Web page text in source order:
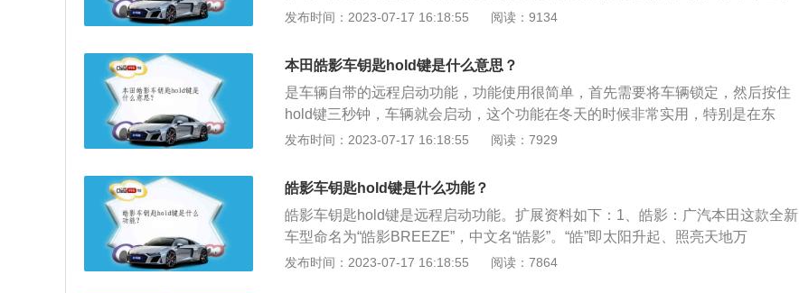
的感应区域内，只要手触及车门把手，其携带的身份识别“钥匙”就会接收到汽车
醒。
灯的时候，可以不用拉手刹，避免使用手刹或电子手刹而简化操作，自动挡车型
度传感器由控制器给出准确的驻车力，在起动时，驻车控制单元通过离合器距离
传感器，离合器捏合速度传感器，油门踏板传感器等提供的信息通过计算，当驱
动力大于行驶阻力时自动释放驻车制动，从而使汽车能够平稳起步。
发布时间：2023-07-17 16:18:55 阅读：9134
本田皓影车钥匙hold键是什么意思？
是车辆自带的远程启动功能，功能使用很简单，首先需要将车辆锁定，然后按住
hold键三秒钟，车辆就会启动，这个功能在冬天的时候非常实用，特别是在东
北，可以起到提前热车的作用。以下是扩展资料：车钥匙HOLD键车钥匙HOLD
度就达到正常，从而避免了原地怠速等待，或者温度低导致发动机磨损等问题；
同时远程启动具有自动定时的功能，一旦超出时间没开启车门锁，汽车发动机会
自动关闭。
发布时间：2023-07-17 16:18:55 阅读：7929
皓影车钥匙hold键是什么功能？
皓影车钥匙hold键是远程启动功能。扩展资料如下：1、皓影：广汽本田这款全新
车型命名为“皓影BREEZE”，中文名“皓影”。“皓”即太阳升起、照亮天地万
物；“影”意指光带来的神秘反差感。BREEZE则代指全新风向。皓影BREEZE，
发布时间：2023-07-17 16:18:55 阅读：7864